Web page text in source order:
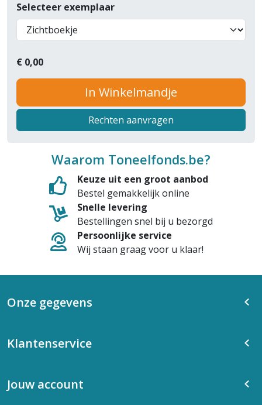
Selecteer exemplaar
€ 0,00
In Winkelmandje
Rechten aanvragen
Waarom Toneelfonds.be?
Keuze uit een groot aanbod
Bestel gemakkelijk online
Snelle levering
Bestellingen snel bij u bezorgd
Persoonlijke service
Wij staan graag voor u klaar!
Onze gegevens
Klantenservice
Jouw account